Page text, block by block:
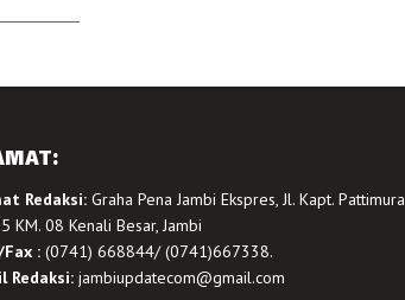
Redaksi:Graha Pena Jambi Ekspres, Jl. Kapt. Pattimura
KM. 08 Kenali Besar, Jambi
:(0741) 668844/ (0741)667338.
Redaksi: jambiupdatecom@gmail.com